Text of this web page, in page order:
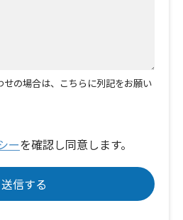
せの場合は、こちらに列記をお願い
ーを確認し同意します。